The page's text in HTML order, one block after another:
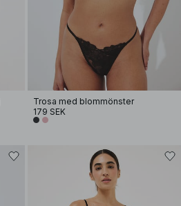
Trosa med blommönster
179 SEK